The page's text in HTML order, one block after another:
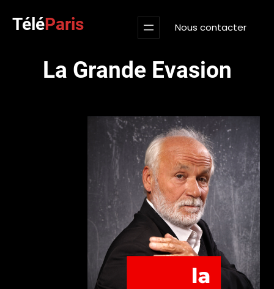
TéléParis Nous contacter
La Grande Evasion